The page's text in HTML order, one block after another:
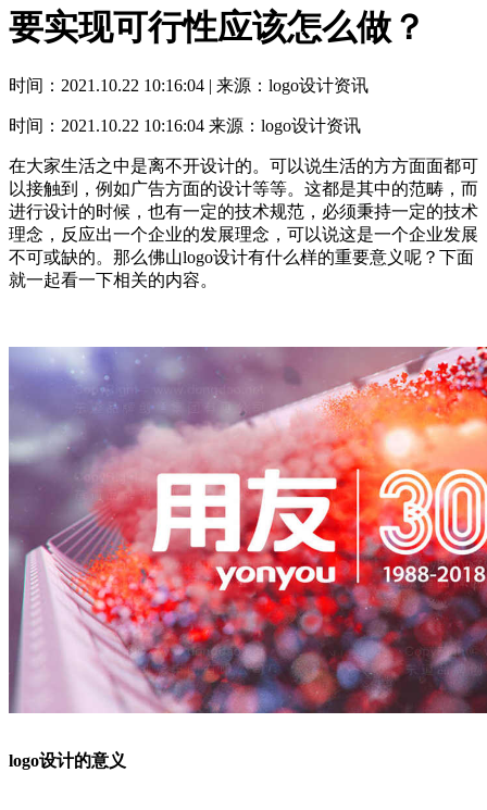
要实现可行性应该怎么做？
时间：2021.10.22 10:16:04 | 来源：logo设计资讯
时间：2021.10.22 10:16:04 来源：logo设计资讯
在大家生活之中是离不开设计的。可以说生活的方方面面都可
以接触到，例如广告方面的设计等等。这都是其中的范畴，而
进行设计的时候，也有一定的技术规范，必须秉持一定的技术
理念，反应出一个企业的发展理念，可以说这是一个企业发展
不可或缺的。那么佛山logo设计有什么样的重要意义呢？下面
就一起看一下相关的内容。
logo设计的意义